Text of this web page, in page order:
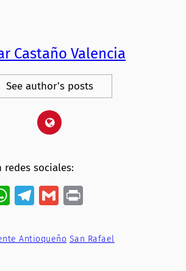
Castaño Valencia
See author's posts
sociales:
WhatsApp
Telegram
Gmail
Antioqueño San Rafael